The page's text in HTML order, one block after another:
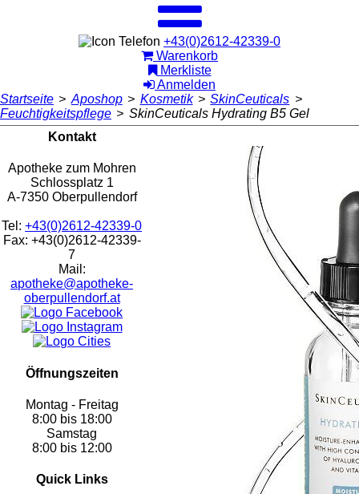
+43(0)2612-42339-0
Warenkorb
Merkliste
Anmelden
Startseite > Aposhop > Kosmetik > SkinCeuticals >
Feuchtigkeitspflege > SkinCeuticals Hydrating B5 Gel
Kontakt
Apotheke zum Mohren
Schlossplatz 1
A-7350 Oberpullendorf
Tel:+43(0)2612-42339-0
Fax: +43(0)2612-42339-
7
Mail:
apotheke@apotheke-
oberpullendorf.at
Öffnungszeiten
Montag - Freitag
8:00 bis 18:00
Samstag
8:00 bis 12:00
Quick Links